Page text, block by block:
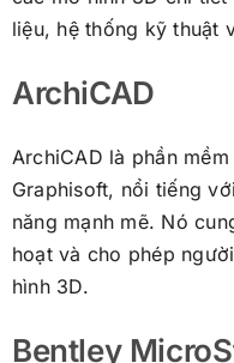
liệu, hệ thống kỹ thuật
ArchiCAD
ArchiCAD là phần
Graphisoft, nổi tiếng
năng mạnh mẽ. Nó
hoạt và cho phép
hình 3D.
Bentley